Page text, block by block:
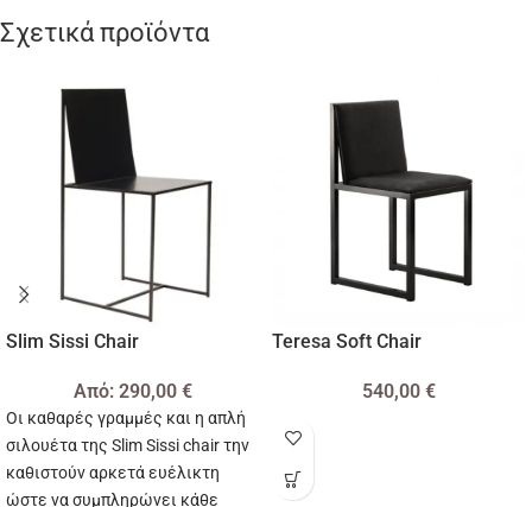
Σχετικά προϊόντα
Slim Sissi Chair
Από: 290,00 €
Οι καθαρές γραμμές και η απλή
σιλουέτα της Slim Sissi chair την
καθιστούν αρκετά ευέλικτη
ώστε να συμπληρώνει κάθε
Teresa Soft Chair
540,00 €